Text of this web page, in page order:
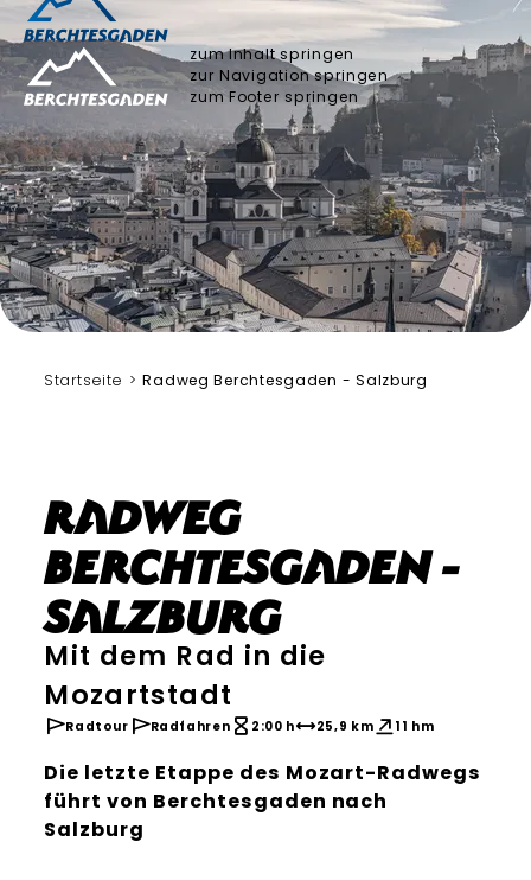
zum Inhalt springen
zur Navigation springen
zum Footer springen
Startseite Radweg Berchtesgaden - Salzburg
Radweg
Berchtesgaden -
Salzburg
Mit dem Rad in die
Mozartstadt
Radtour Radfahren 2:00 h 25,9 km 11 hm
Die letzte Etappe des Mozart-Radwegs
führt von Berchtesgaden nach
Salzburg